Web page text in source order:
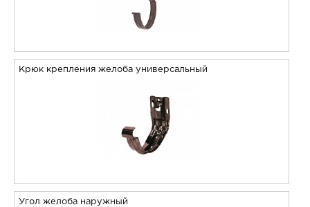
Крюк крепления желоба универсальный
Угол желоба наружный